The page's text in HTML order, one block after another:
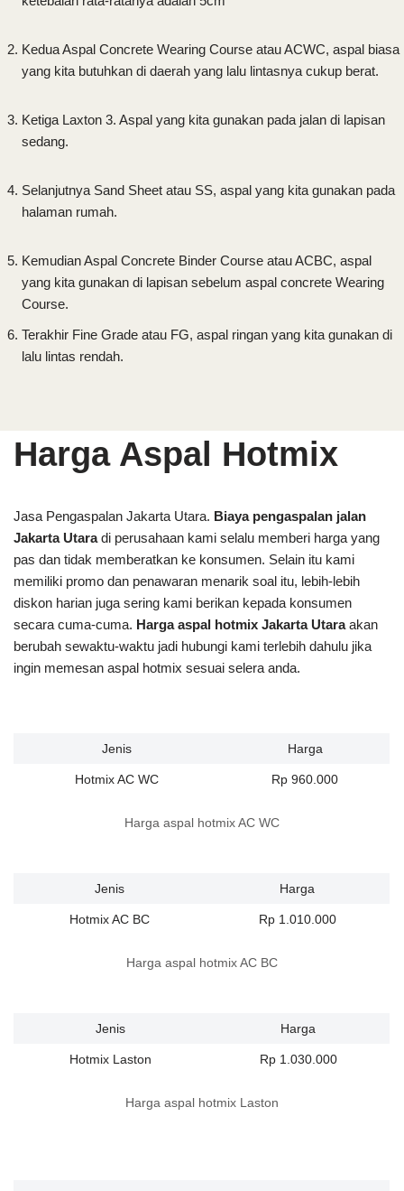
Kedua Aspal Concrete Wearing Course atau ACWC, aspal biasa
yang kita butuhkan di daerah yang lalu lintasnya cukup berat.
Ketiga Laxton 3. Aspal yang kita gunakan pada jalan di lapisan
sedang.
Selanjutnya Sand Sheet atau SS, aspal yang kita gunakan pada
halaman rumah.
Kemudian Aspal Concrete Binder Course atau ACBC, aspal
yang kita gunakan di lapisan sebelum aspal concrete Wearing
Course.
Terakhir Fine Grade atau FG, aspal ringan yang kita gunakan di
lalu lintas rendah.
Harga Aspal Hotmix
Jasa Pengaspalan Jakarta Utara. Biaya pengaspalan jalan
Jakarta Utaradi perusahaan kami selalu memberi harga yang
pas dan tidak memberatkan ke konsumen. Selain itu kami
memiliki promo dan penawaran menarik soal itu, lebih-lebih
diskon harian juga sering kami berikan kepada konsumen
secara cuma-cuma. Harga aspal hotmix Jakarta Utaraakan
berubah sewaktu-waktu jadi hubungi kami terlebih dahulu jika
ingin memesan aspal hotmix sesuai selera anda.
Jenis Harga
Hotmix AC WC Rp 960.000
Harga aspal hotmix AC WC
Jenis Harga
Hotmix AC BC Rp 1.010.000
Harga aspal hotmix AC BC
Jenis Harga
Hotmix Laston Rp 1.030.000
Harga aspal hotmix Laston